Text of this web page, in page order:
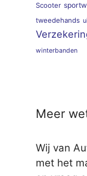
Scooter
tweedehands
winterbanden
Meer
Wij van
met het